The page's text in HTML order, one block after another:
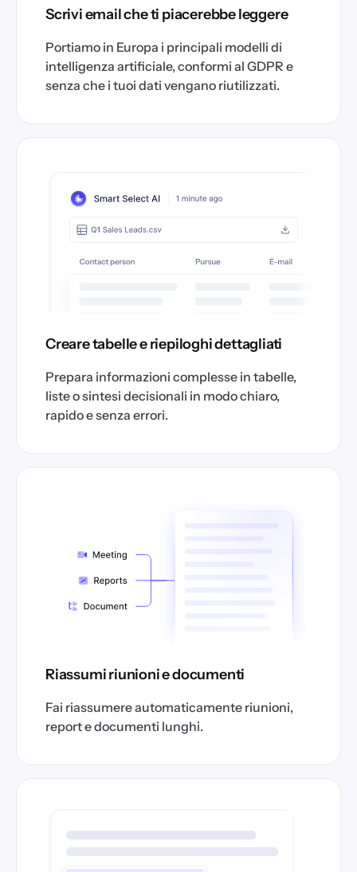
Scrivi email che ti piacerebbe leggere
Portiamo in Europa i principali modelli di
intelligenza artificiale, conformi al GDPR e
senza che i tuoi dati vengano riutilizzati.
Creare tabelle e riepiloghi dettagliati
Prepara informazioni complesse in tabelle,
liste o sintesi decisionali in modo chiaro,
rapido e senza errori.
Riassumi riunioni e documenti
Fai riassumere automaticamente riunioni,
report e documenti lunghi.